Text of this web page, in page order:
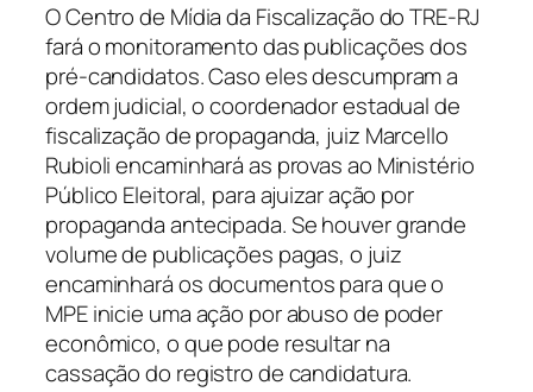
O Centro de Mídia da Fiscalização do TRE-RJ
fará o monitoramento das publicações dos
pré-candidatos. Caso eles descumpram a
ordem judicial, o coordenador estadual de
fiscalização de propaganda, juiz Marcello
Rubioli encaminhará as provas ao Ministério
Público Eleitoral, para ajuizar ação por
propaganda antecipada. Se houver grande
volume de publicações pagas, o juiz
encaminhará os documentos para que o
MPE inicie uma ação por abuso de poder
econômico, o que pode resultar na
cassação do registro de candidatura.